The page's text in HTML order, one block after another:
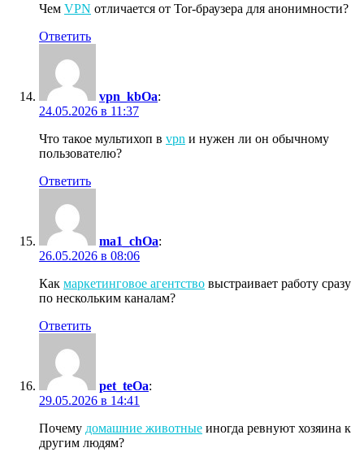
Чем VPN отличается от Tor-браузера для анонимности?
Ответить
vpn_kbOa:
24.05.2026 в 11:37
Что такое мультихоп в vpn и нужен ли он обычному
пользователю?
Ответить
ma1_chOa:
26.05.2026 в 08:06
Как маркетинговое агентство выстраивает работу сразу
по нескольким каналам?
Ответить
pet_teOa:
29.05.2026 в 14:41
Почему домашние животные иногда ревнуют хозяина к
другим людям?